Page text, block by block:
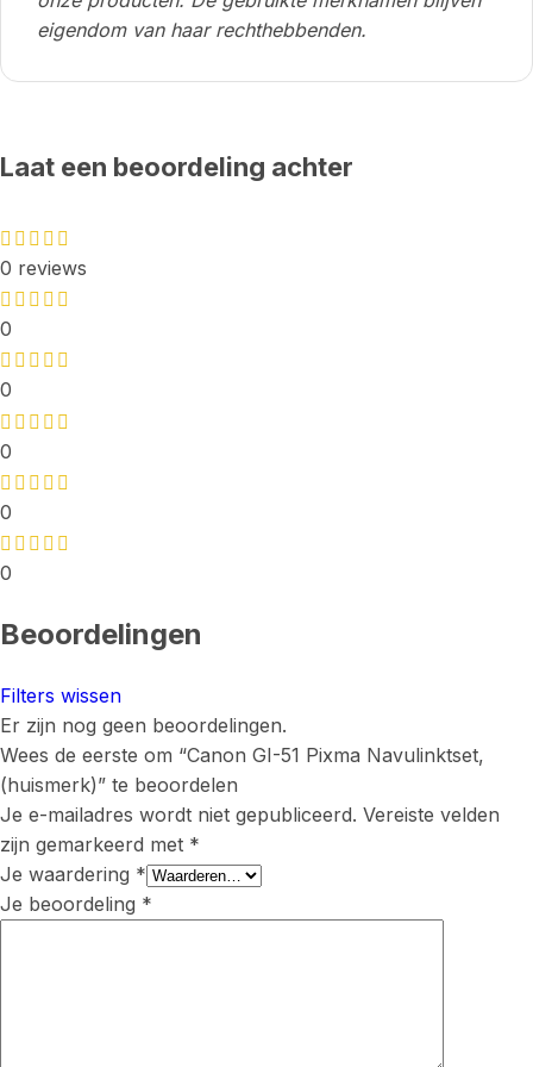
eigendom van haar rechthebbenden.
Laat een beoordeling achter
0 reviews
0
0
0
0
0
Beoordelingen
Filters wissen
Er zijn nog geen beoordelingen.
Wees de eerste om “Canon GI-51 Pixma Navulinktset,
(huismerk)” te beoordelen
Je e-mailadres wordt niet gepubliceerd. Vereiste velden
zijn gemarkeerd met *
Je waardering *
Je beoordeling *